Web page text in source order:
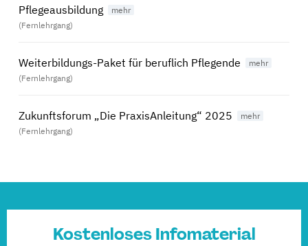
Pflegeausbildung
(Fernlehrgang)
Weiterbildungs-Paket für beruflich Pflegende
(Fernlehrgang)
Zukunftsforum „Die PraxisAnleitung“ 2025
(Fernlehrgang)
Kostenloses Infomaterial